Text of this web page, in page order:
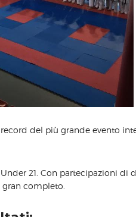
del più grande evento
21. Con partecipazioni di
completo.